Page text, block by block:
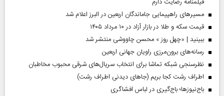
مسیر‌های راهپیمایی جاماندگان اربعین در البرز اعلام شد
قیمت سکه و طلا در بازار آزاد در ۱۰ مرداد ۱۴۰۵
ببینید | «چهل روز » محسن چاووشی منتشر شد
رسانه‌های برون‌مرزی راویان جهانی اربعین
نظرسنجی شبکه تماشا برای انتخاب سریال‌های شرقی محبوب مخاطبان
اطراف رشت کجا بریم (جاهای دیدنی اطراف رشت)
باج‌نیوزها؛ باج‌گیری در لباس افشاگری